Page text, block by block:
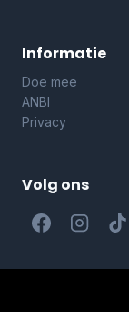
Informatie
Doe mee
ANBI
Privacy
Volg ons